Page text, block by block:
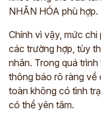
NHÂN HÓA phù hợp.
Chính vì vậy, mức
các trường hợp, tùy
nhân. Trong quá
thông báo rõ ràng về
toàn không có tình
có thể yên tâm.